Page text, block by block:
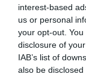
interest-based
us or personal
your opt-out.
disclosure of
IAB’s list of
also be
Email